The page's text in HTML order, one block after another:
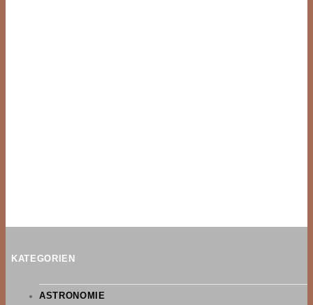
KATEGORIEN
ASTRONOMIE